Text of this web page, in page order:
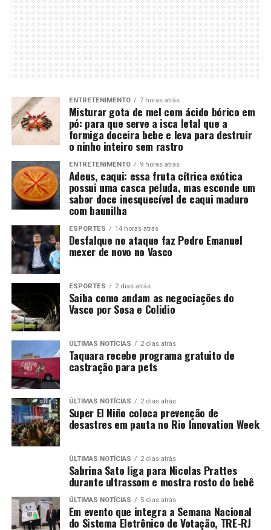
ENTRETENIMENTO 7 horas atrás
Misturar gota de mel com ácido bórico em
pó: para que serve a isca letal que a
formiga doceira bebe e leva para destruir
o ninho inteiro sem rastro
ENTRETENIMENTO 9 horas atrás
Adeus, caqui: essa fruta cítrica exótica
possui uma casca peluda, mas esconde um
sabor doce inesquecível de caqui maduro
com baunilha
ESPORTES 14 horas atrás
Desfalque no ataque faz Pedro Emanuel
mexer de novo no Vasco
ESPORTES 2 dias atrás
Saiba como andam as negociações do
Vasco por Sosa e Colidio
ÚLTIMAS NOTÍCIAS 2 dias atrás
Taquara recebe programa gratuito de
castração para pets
ÚLTIMAS NOTÍCIAS 2 dias atrás
Super El Niño coloca prevenção de
desastres em pauta no Rio Innovation Week
ÚLTIMAS NOTÍCIAS 2 dias atrás
Sabrina Sato liga para Nicolas Prattes
durante ultrassom e mostra rosto do bebê
ÚLTIMAS NOTÍCIAS 5 dias atrás
Em evento que integra a Semana Nacional
do Sistema Eletrônico de Votação, TRE-RJ